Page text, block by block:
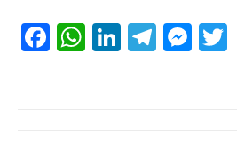
F
W
Li
T
M